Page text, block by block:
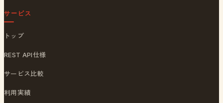
サービス
トップ
REST API仕様
サービス比較
利用実績